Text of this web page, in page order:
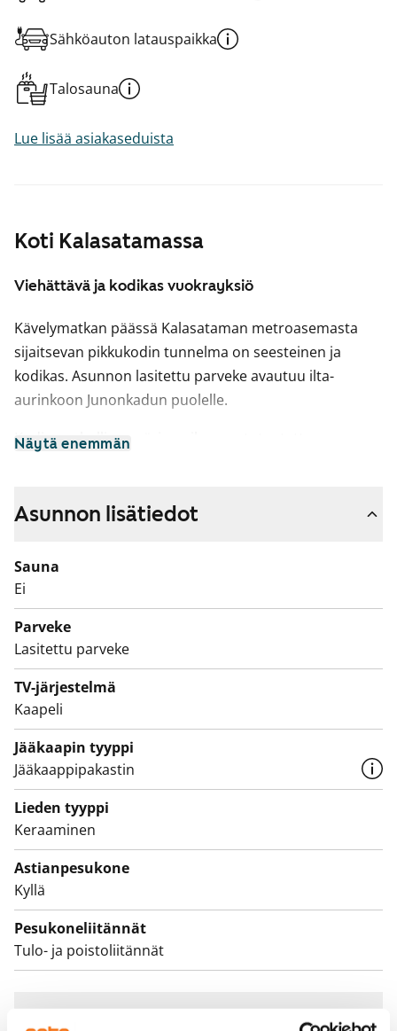
Koti Kalasatamassa
Viehättävä ja kodikas vuokrayksiö
Kävelymatkan päässä Kalasataman metroasemasta
sijaitsevan pikkukodin tunnelma on seesteinen ja
kodikas. Asunnon lasitettu parveke avautuu ilta-
aurinkoon Junonkadun puolelle.
Kodin rauhallinen värimaailma on toteutettu
pehmeänvihreäksi. Kylpyhuoneessa valkoisia
harmaakuvioinen tehosteseinä. Tyylikkään
harmaanruskeissa keittiökaapistoissa on puukuvioinen
pinta ja vetimet harjattua metallia. Kalusteväleissä on
harmaa kaakelointi ja laminaattityötasojen väri on
ruskeanharmaa hiekka. Varusteina keraaminen liesi,
astianpesukone sekä jää-pakastinkaappi. Sähköiset
palovaroittimet ja sprinklerijärjestelmä tuovat
lisäturvaa asumiseen.
Näytä enemmän
Sähköauton latauspaikka
Talosauna
Lue lisää asiakaseduista
Asunnon lisätiedot
Sauna
Ei
Parveke
Lasitettu parveke
TV-järjestelmä
Kaapeli
Jääkaapin tyyppi
Jääkaappipakastin
Lieden tyyppi
Keraaminen
Astianpesukone
Kyllä
Pesukoneliitännät
Tulo- ja poistoliitännät
Sopimus ja maksut